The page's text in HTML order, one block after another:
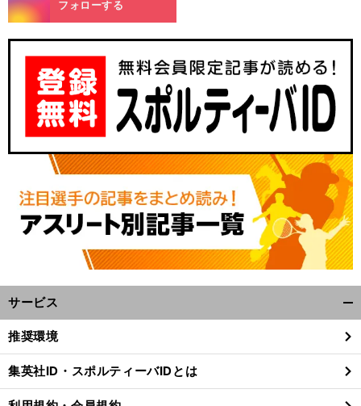
フォローする
サービス
閉
る
推奨環境
集英社ID・スポルティーバIDとは